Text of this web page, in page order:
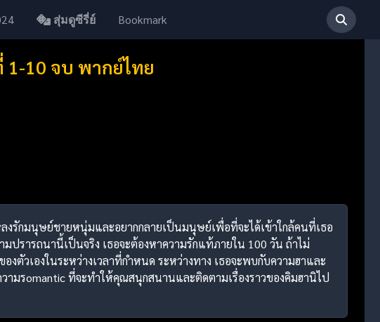
สุ่มดูซีรี่ย์ Bookmark
1-10 จบ พากย์ไทย
ลงรักมนุษย์ชายหนุ่มและอยากกลายเป็นมนุษย์เพื่อที่จะได้เข้าใกล้คนที่เธอ
ปรารถนานี้เป็นจริง เธอจะต้องหาความรักแท้ภายใน 100 วัน ถ้าไม่
ตัวเองในระหว่างเวลาที่กำหนด ระหว่างทาง เธอจะพบกับความฮาและ
มรomantic ที่จะทำให้คุณสนุกสนานและติดตามเรื่องราวของคิมฮานิไป